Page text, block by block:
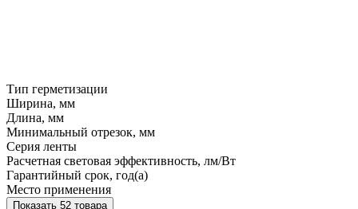
Тип герметизации
Ширина, мм
Длина, мм
Минимальный отрезок, мм
Серия ленты
Расчетная световая эффективность, лм/Вт
Гарантийный срок, год(а)
Место применения
Показать 52 товара